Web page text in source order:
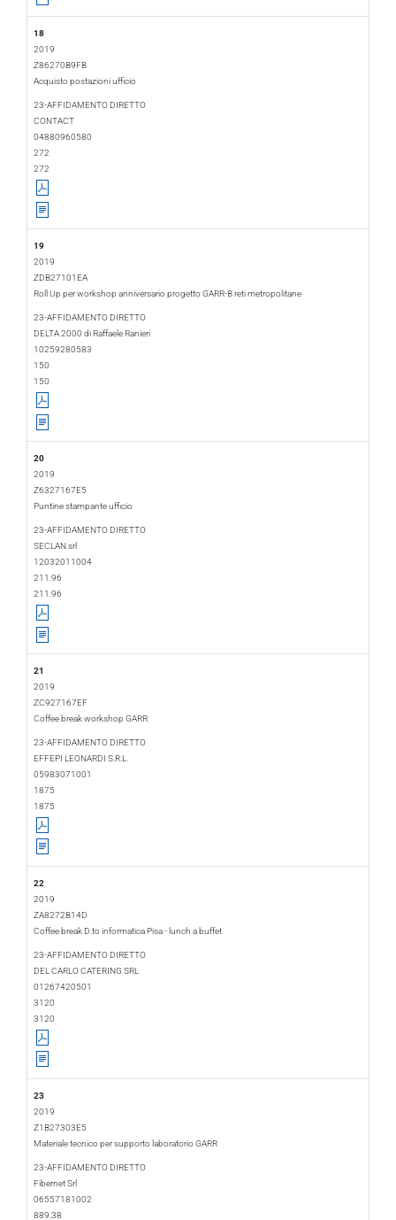
18
2019
Z86270B9FB
Acquisto postazioni ufficio
2019-03-11
23-AFFIDAMENTO DIRETTO
CONTACT
04880960580
272
272
19
2019
ZDB27101EA
Roll Up per workshop anniversario progetto GARR-B reti metropolitane
2019-02-08
23-AFFIDAMENTO DIRETTO
DELTA 2000 di Raffaele Ranieri
10259280583
150
150
20
2019
Z6327167E5
Puntine stampante ufficio
2019-02-21
23-AFFIDAMENTO DIRETTO
SECLAN srl
12032011004
211.96
211.96
21
2019
ZC927167EF
Coffee break workshop GARR
2019-02-08
23-AFFIDAMENTO DIRETTO
EFFEPI LEONARDI S.R.L.
05983071001
1875
1875
22
2019
ZA8272B14D
Coffee break D.to informatica Pisa - lunch a buffet
2019-02-07
23-AFFIDAMENTO DIRETTO
DEL CARLO CATERING SRL
01267420501
3120
3120
23
2019
Z1B27303E5
Materiale tecnico per supporto laboratorio GARR
2019-03-11
23-AFFIDAMENTO DIRETTO
Fibernet Srl
06557181002
889.38